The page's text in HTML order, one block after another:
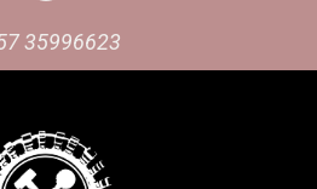
35996623